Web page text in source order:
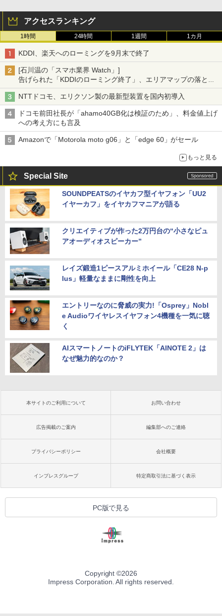
アクセスランキング
1時間 24時間 1週間 1カ月
KDDI、楽天へのローミングを9月末で終了
[石川温の「スマホ業界 Watch」]
告げられた「KDDIのローミング終了」、エリアマップの落とし
穴と楽天モバイルの課題
NTTドコモ、エリクソン製の最新型装置を国内初導入
ドコモ前田社長が「ahamo40GB化は検証のため」、料金値上げ
への考え方にも言及
Amazonで「Motorola moto g06」と「edge 60」がセール
もっと見る
Special Site
SOUNDPEATSのイヤカフ型イヤフォン「UU2
イヤーカフ」をイヤカフマニアが語る
クリエイティブが作った2万円台の“小さなピュ
アオーディオスピーカー”
レイズ鍛造1ピースアルミホイール「CE28 N-p
lus」軽量なままに剛性を向上
エントリーなのに脅威の実力!「Osprey」Nobl
e Audioワイヤレスイヤフォン4機種を一気に聴
く
AIスマートノートのiFLYTEK「AINOTE 2」は
なぜ魅力的なのか？
本サイトのご利用について お問い合わせ
広告掲載のご案内 編集部へのご連絡
プライバシーポリシー 会社概要
インプレスグループ 特定商取引法に基づく表示
PC版で見る
Copyright ©2026
Impress Corporation. All rights reserved.